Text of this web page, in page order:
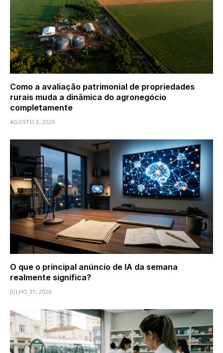
Como a avaliação patrimonial de propriedades
rurais muda a dinâmica do agronegócio
completamente
AGOSTO 3, 2026
O que o principal anúncio de IA da semana
realmente significa?
JULHO 31, 2026